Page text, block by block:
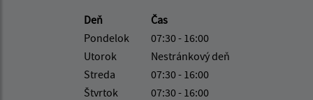
Deň
Čas
Pondelok
07:30 - 16:00
Utorok
Nestránkový deň
Streda
07:30 - 16:00
Štvrtok
07:30 - 16:00